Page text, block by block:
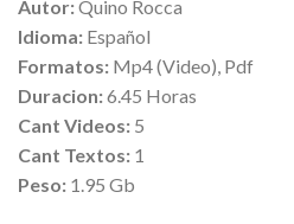
Autor:Quino Rocca
Idioma: Español
Formatos: Mp4 (Video), Pdf
Duracion:6.45 Horas
Cant Videos: 5
Cant Textos: 1
Peso: 1.95 Gb